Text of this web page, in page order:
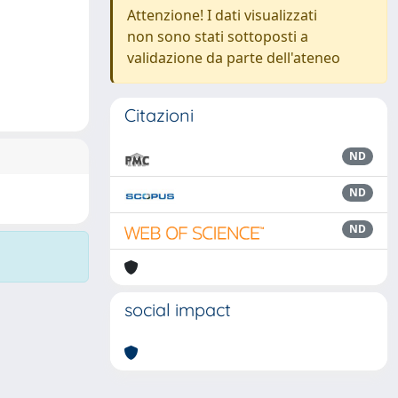
Attenzione! I dati visualizzati
non sono stati sottoposti a
validazione da parte dell'ateneo
Citazioni
ND
ND
ND
social impact